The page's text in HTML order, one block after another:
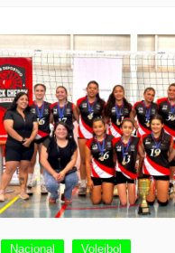
Nacional Voleibol